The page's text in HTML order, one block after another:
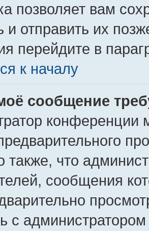
позволяет вам
и отправить их
перейдите в
к началу
сообщение
конференции
также, что
сообщения
с